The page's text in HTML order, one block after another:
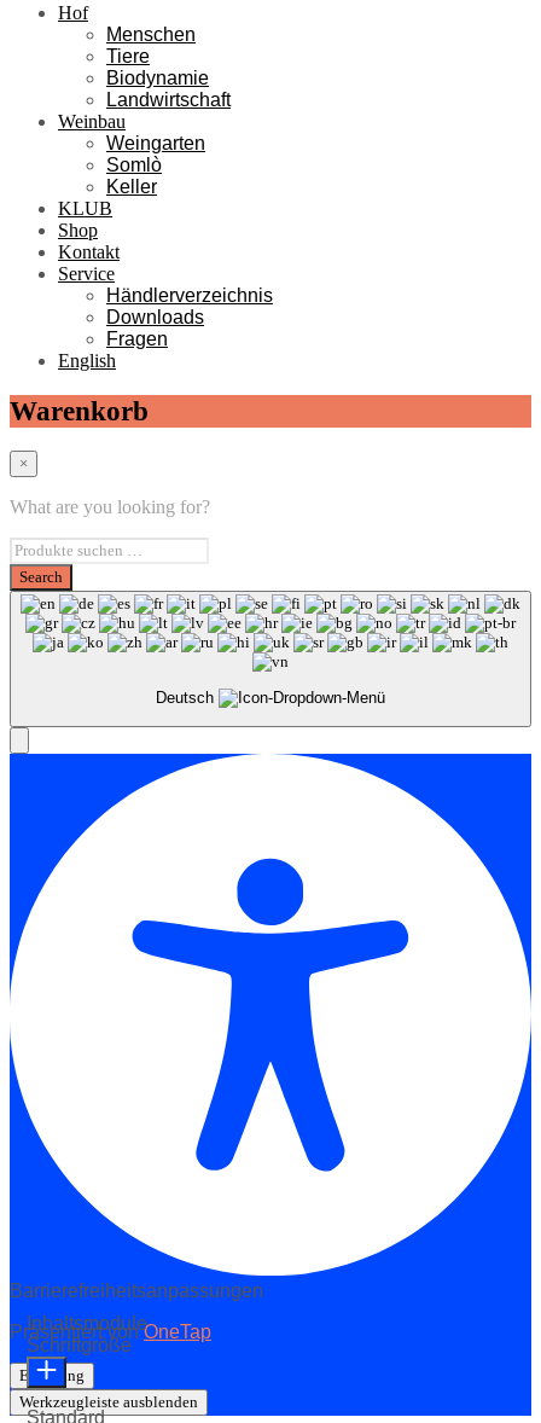
Hof
Menschen
Tiere
Biodynamie
Landwirtschaft
Weinbau
Weingarten
Somlò
Keller
KLUB
Shop
Kontakt
Service
Händlerverzeichnis
Downloads
Fragen
English
Warenkorb
×
What are you looking for?
Deutsch
Barrierefreiheitsanpassungen
Präsentiert vonOneTap
Erklärung
Werkzeugleiste ausblenden
Inhaltsmodule
Schriftgröße
Standard